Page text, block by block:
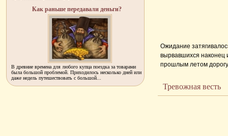
Ожидание
вырвавшихся наконец
прошлым летом
топота тысяч ног.
тяжести такой армии.
Тревожная весть
Как раньше передавали деньги?
В древние времена для любого купца поездка за товарами
была большой проблемой. Приходилось несколько дней или
даже недель путешествовать с большой...